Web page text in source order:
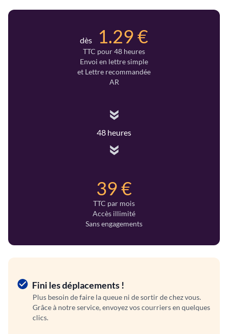
dès 1.29 €
TTC pour 48 heures
Envoi en lettre simple
et Lettre recommandée
AR
48 heures
39 €
TTC par mois
Accès illimité
Sans engagements
Fini les déplacements !
Plus besoin de faire la queue ni de sortir de chez vous.
Grâce à notre service, envoyez vos courriers en quelques
clics.